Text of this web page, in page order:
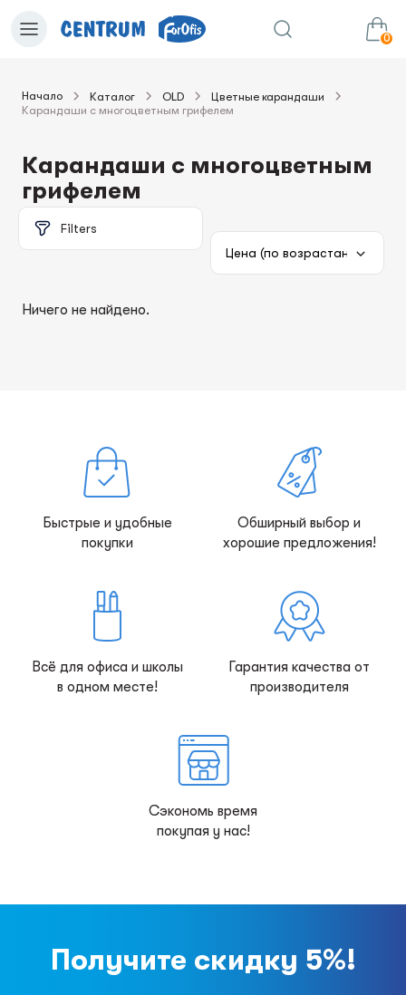
0
в корзину
Начало Каталог OLD
Цветные карандаши
Карандаши с многоцветным грифелем
Карандаши с многоцветным
грифелем
Filters
Ничего не найдено.
Быстрые и удобные
покупки
Обширный выбор и
хорошие предложения!
Всё для офиса и школы
в одном месте!
Гарантия качества от
производителя
Сэкономь время
покупая у нас!
Получите скидку 5%!